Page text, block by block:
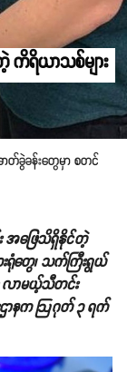
ကိရိယာသစ်များ
တ်ခွဲခန်းတွေမှာ စတင်
အဖြေသိရှိနိုင်တဲ့
ရုံတွေ၊ သက်ကြီးရွယ်
လာမယ့်သီတင်း
ဌာနက ဩဂုတ် ၃ ရက်